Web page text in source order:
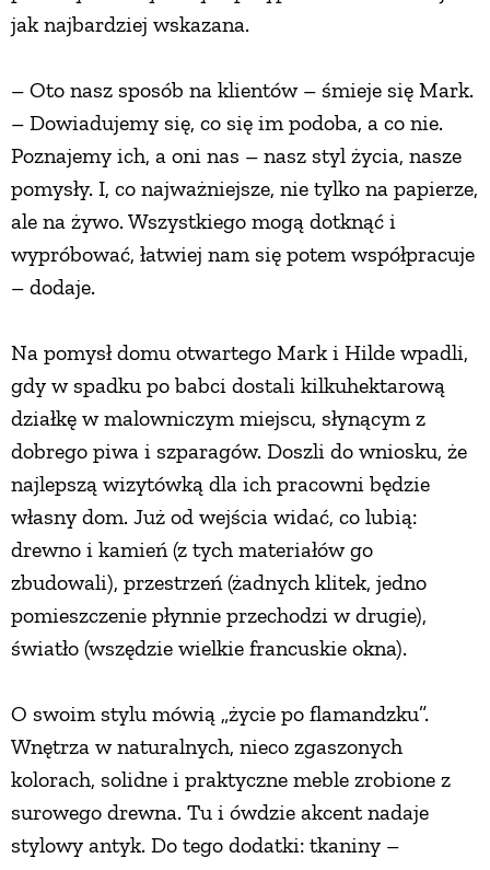
jak najbardziej wskazana.
– Oto nasz sposób na klientów – śmieje się Mark.
– Dowiadujemy się, co się im podoba, a co nie.
Poznajemy ich, a oni nas – nasz styl życia, nasze
pomysły. I, co najważniejsze, nie tylko na papierze,
ale na żywo. Wszystkiego mogą dotknąć i
wypróbować, łatwiej nam się potem współpracuje
– dodaje.
Na pomysł domu otwartego Mark i Hilde wpadli,
gdy w spadku po babci dostali kilkuhektarową
działkę w malowniczym miejscu, słynącym z
dobrego piwa i szparagów. Doszli do wniosku, że
najlepszą wizytówką dla ich pracowni będzie
własny dom. Już od wejścia widać, co lubią:
drewno i kamień (z tych materiałów go
zbudowali), przestrzeń (żadnych klitek, jedno
pomieszczenie płynnie przechodzi w drugie),
światło (wszędzie wielkie francuskie okna).
O swoim stylu mówią „życie po flamandzku”.
Wnętrza w naturalnych, nieco zgaszonych
kolorach, solidne i praktyczne meble zrobione z
surowego drewna. Tu i ówdzie akcent nadaje
stylowy antyk. Do tego dodatki: tkaniny –
ZRÓB TO SAM
PRZEPISY
ŚNIADANIA
ZUPY
DANIA GŁÓWNE
CIASTA I DESERY
DODATKI
PRZETWORY
INNE